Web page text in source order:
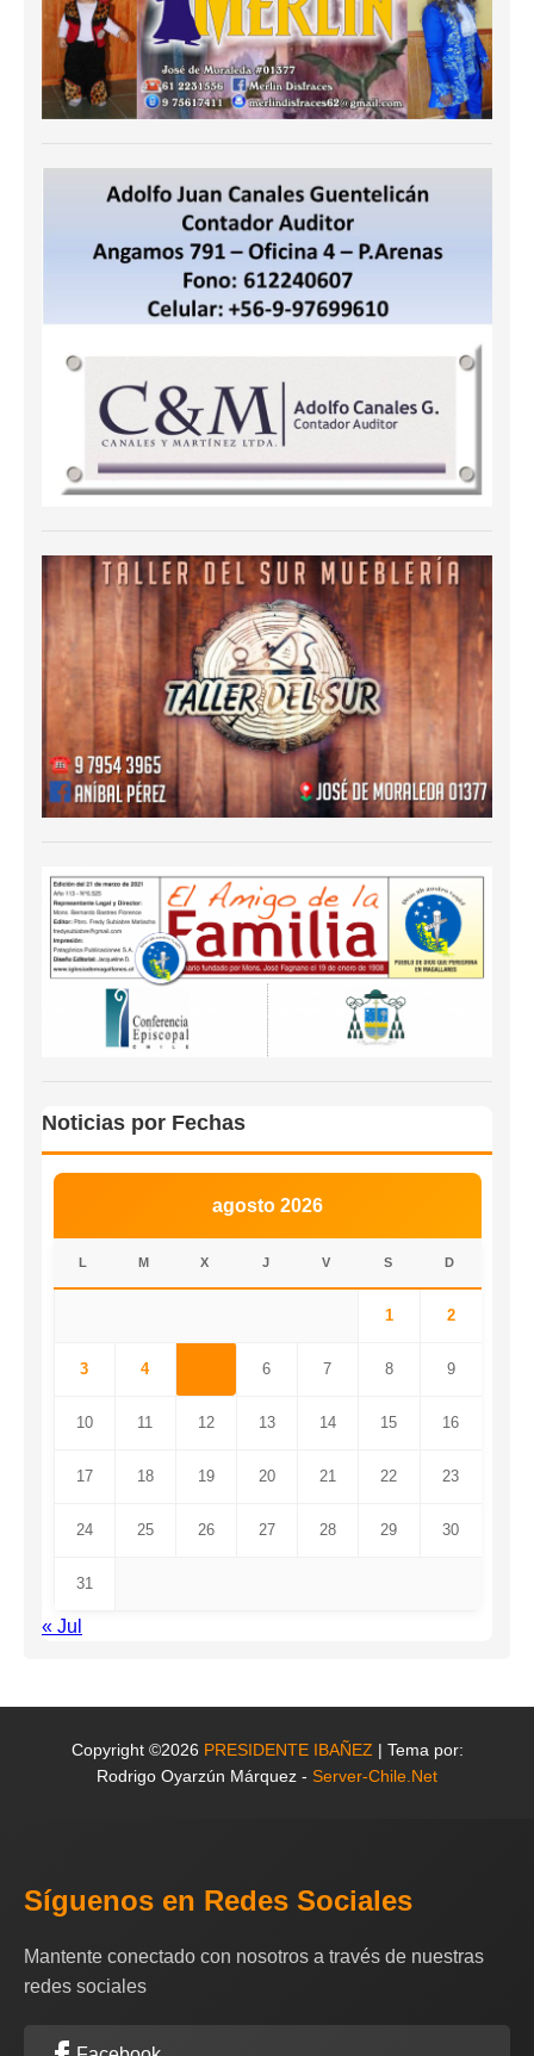
Noticias por Fechas
agosto 2026
L M X J V S D
1 2
3 4 6 7 8 9
10 11 12 13 14 15 16
17 18 19 20 21 22 23
24 25 26 27 28 29 30
31
« Jul
Copyright ©2026 PRESIDENTE IBAÑEZ | Tema por:
Rodrigo Oyarzún Márquez - Server-Chile.Net
Síguenos en Redes Sociales
Mantente conectado con nosotros a través de nuestras
redes sociales